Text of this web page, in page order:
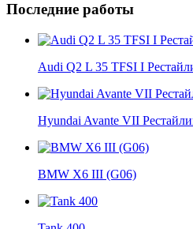
Последние работы
Audi Q2 L 35 TFSI I
Hyundai Avante VII
BMW X6 III (G06)